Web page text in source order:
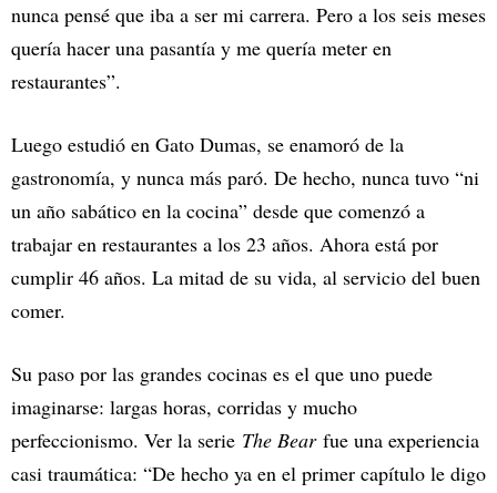
nunca pensé que iba a ser mi carrera. Pero a los seis meses
quería hacer una pasantía y me quería meter en
restaurantes”.
Luego estudió en Gato Dumas, se enamoró de la
gastronomía, y nunca más paró. De hecho, nunca tuvo “ni
un año sabático en la cocina” desde que comenzó a
trabajar en restaurantes a los 23 años. Ahora está por
cumplir 46 años. La mitad de su vida, al servicio del buen
comer.
Su paso por las grandes cocinas es el que uno puede
imaginarse: largas horas, corridas y mucho
perfeccionismo. Ver la serie The Bear fue una experiencia
casi traumática: “De hecho ya en el primer capítulo le digo